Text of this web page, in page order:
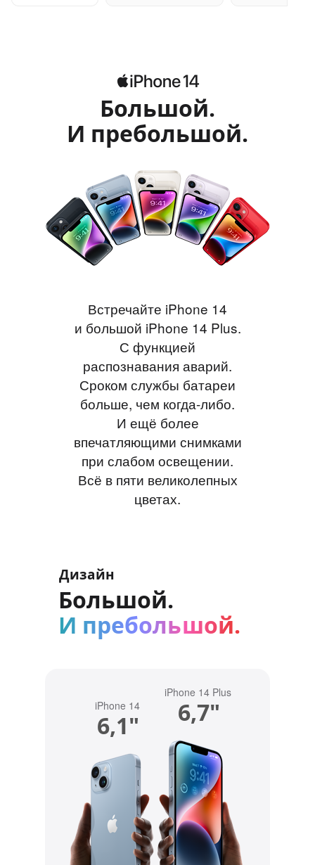
Большой.
И пребольшой.
Встречайте iPhone 14
и большой iPhone 14 Plus.
С функцией
распознавания аварий.
Сроком службы батареи
больше, чем когда-либо.
И ещё более
впечатляющими снимками
при слабом освещении.
Всё в пяти великолепных
цветах.
Дизайн
Большой.
И пребольшой.
iPhone 14
6,1"
iPhone 14 Plus
6,7"